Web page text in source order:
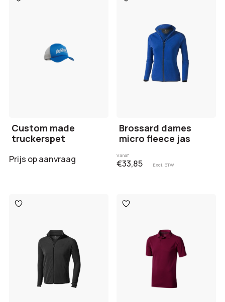
aan
Custom made
truckerspet
Prijs op aanvraag
aan
Brossard dames
micro fleece jas
Vanaf
€33,85 Excl. BTW
Toevoegen
aan
Toevoegen
aan